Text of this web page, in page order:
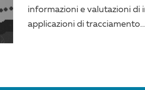
informazioni e valutazioni di
applicazioni di tracciamento...